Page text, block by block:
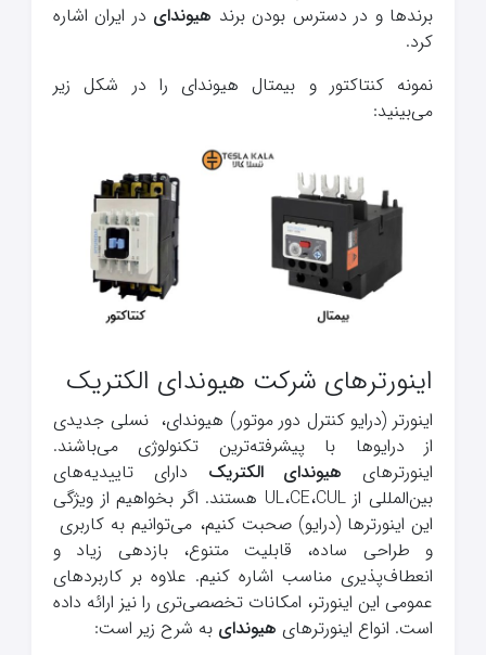
برندها و در دسترس بودن برند هیوندای در ایران اشاره
کرد.
نمونه کنتاکتور و بیمتال هیوندای را در شکل زیر
می‌بینید:
اینورترهای شرکت هیوندای الکتریک
اینورتر (درایو کنترل دور موتور) هیوندای، نسلی جدیدی
از درایوها با پیشرفته‌ترین تکنولوژی می‌باشند.
اینورترهای هیوندای الکتریک دارای تاییدیه‌های
بین‌المللی از UL،CE،CUL هستند. اگر بخواهیم از ویژگی
این اینورترها (درایو) صحبت کنیم، می‌توانیم به کاربری
و طراحی ساده، قابلیت متنوع، بازدهی زیاد و
انعطاف‌پذیری مناسب اشاره کنیم. علاوه بر کاربردهای
عمومی این اینورتر، امکانات تخصصی‌تری را نیز ارائه داده
است. انواع اینورترهای هیوندای به شرح زیر است: